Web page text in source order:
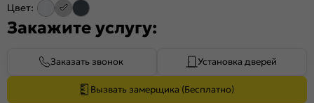
Цвет:
Закажите услугу:
Заказать звонок Установка дверей
Вызвать замерщика (Бесплатно)